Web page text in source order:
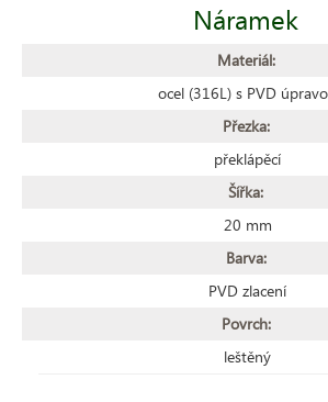
Náramek
Materiál:
ocel (316L) s PVD
Přezka:
překlápěcí
Šířka:
20 mm
Barva:
PVD zlacení
Povrch:
leštěný